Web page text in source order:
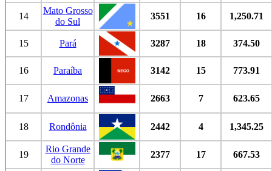
14
Mato Grosso
do Sul
3551 16 1,250.71
15 Pará 3287 18 374.50
16 Paraíba 3142 15 773.91
17 Amazonas 2663 7 623.65
18 Rondônia 2442 4 1,345.25
19
Rio Grande
do Norte
2377 17 667.53